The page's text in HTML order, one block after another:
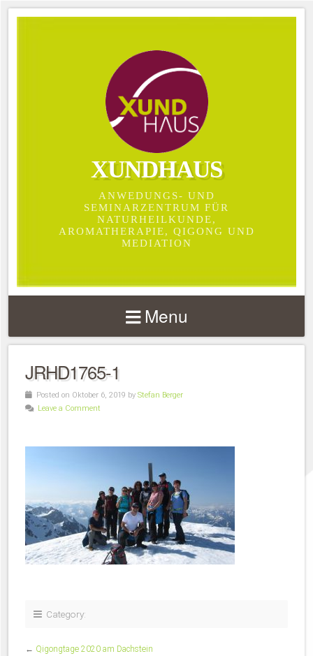
XUNDHAUS
ANWEDUNGS- UND
SEMINARZENTRUM FÜR
NATURHEILKUNDE,
AROMATHERAPIE, QIGONG UND
MEDIATION
Menu
JRHD1765-1
Posted on Oktober 6, 2019 by Stefan Berger
Leave a Comment
Category:
← Qigongtage 2020 am Dachstein